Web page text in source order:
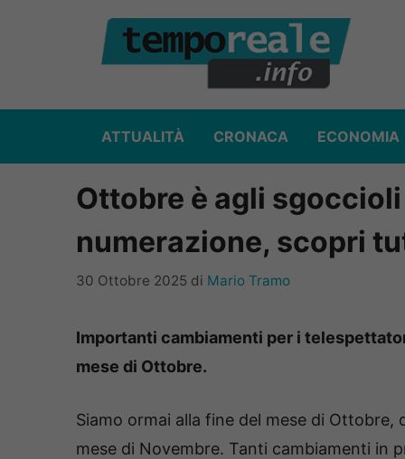
ATTUALITÀ CRONACA ECONOMIA
Ottobre è agli
numerazione, scopri
30 Ottobre 2025 di Mario Tramo
Importanti cambiamenti per i
mese di Ottobre.
Siamo ormai alla fine del mese di
mese di Novembre. Tanti cambiamenti in